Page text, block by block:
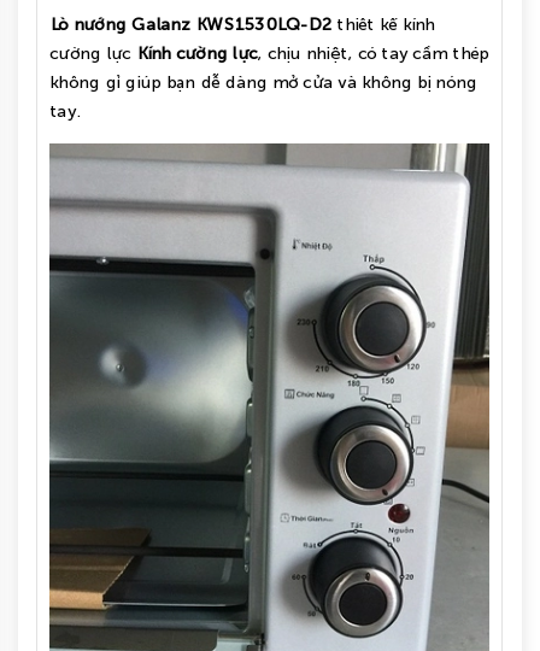
Lò nướng Galanz KWS1530LQ-D2 thiêt kế kính
cường lực Kính cường lực, chịu nhiệt, có tay cầm thép
không gỉ giúp bạn dễ dàng mở cửa và không bị nóng
tay.